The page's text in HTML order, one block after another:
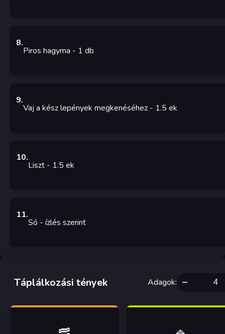
8.
Piros hagyma - 1 db
9.
Vaj a kész lepények megkenéséhez - 1.5 ek
10.
Liszt - 1.5 ek
11.
Só - ízlés szerint
Táplálkozási tények Adagok: